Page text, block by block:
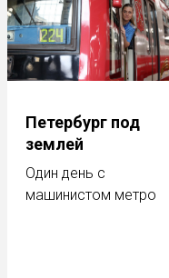
Петербург под
землей
Один день с
машинистом метро